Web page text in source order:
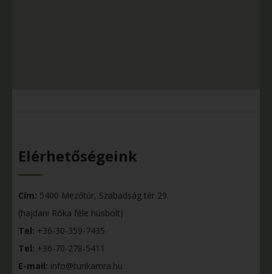
Elérhetőségeink
Cím: 5400 Mezőtúr, Szabadság tér 29.
(hajdani Róka féle húsbolt)
Tel: +36-30-359-7435
Tel: +36-70-278-5411
E-mail: info@turikamra.hu